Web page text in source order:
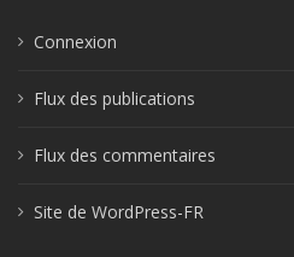
Connexion
Flux des publications
Flux des commentaires
Site de WordPress-FR